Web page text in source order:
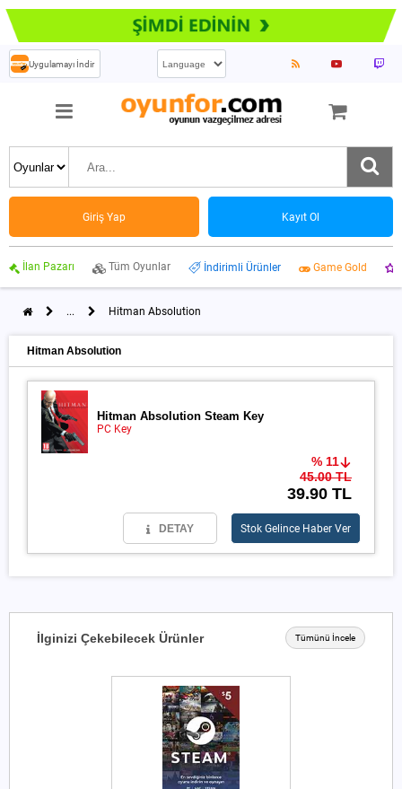
Uygulamayı İndir
Giriş Yap Kayıt Ol
İlan Pazarı Tüm Oyunlar İndirimli Ürünler Game Gold
... Hitman Absolution
Hitman Absolution
Hitman Absolution Steam Key
PC Key
% 11
45.00 TL
39.90 TL
DETAY Stok Gelince Haber Ver
İlginizi Çekebilecek Ürünler Tümünü İncele